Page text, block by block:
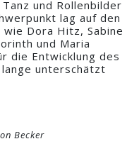
und Rollenbilder
lag auf den
Dora Hitz, Sabine
und Maria
die Entwicklung des
unterschätzt
Becker